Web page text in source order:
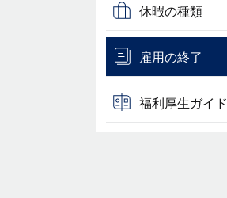
休暇の種類
雇用の終了
福利厚生ガイド